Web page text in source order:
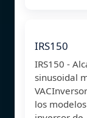
IRS150
IRS150 -
sinusoidal
los